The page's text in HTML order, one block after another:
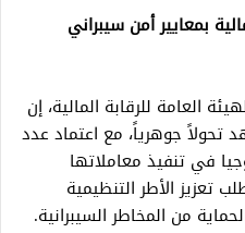
بمعايير أمن سيبراني
العامة للرقابة المالية، إن
جوهرياً، مع اعتماد عدد
في تنفيذ معاملاتها
تعزيز الأطر التنظيمية
من المخاطر السيبرانية.